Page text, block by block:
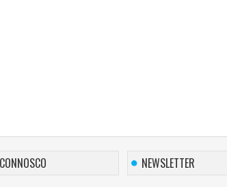
NEWSLETTER